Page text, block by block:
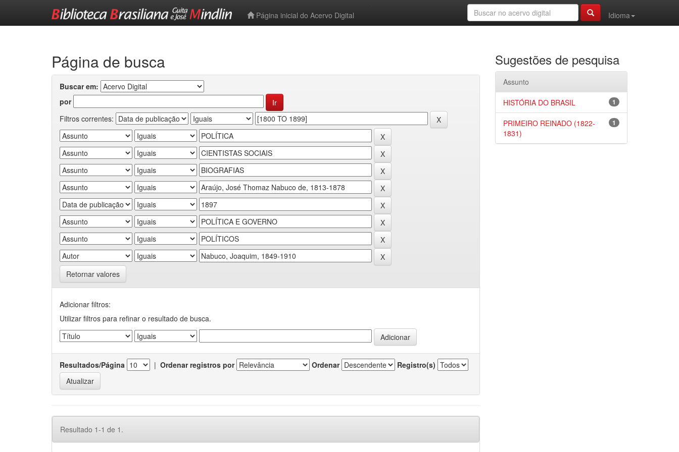
Página inicial do Acervo Digital
Idioma
Página de busca
Buscar em:
por
Filtros correntes:
Retornar valores
Adicionar filtros:
Utilizar filtros para refinar o resultado de busca.
Resultados/Página | Ordenar registros por Ordenar Registro(s)
Resultado 1-1 de 1.
Sugestões de pesquisa
Assunto
1
HISTÓRIA DO BRASIL
1
PRIMEIRO REINADO (1822-
1831)